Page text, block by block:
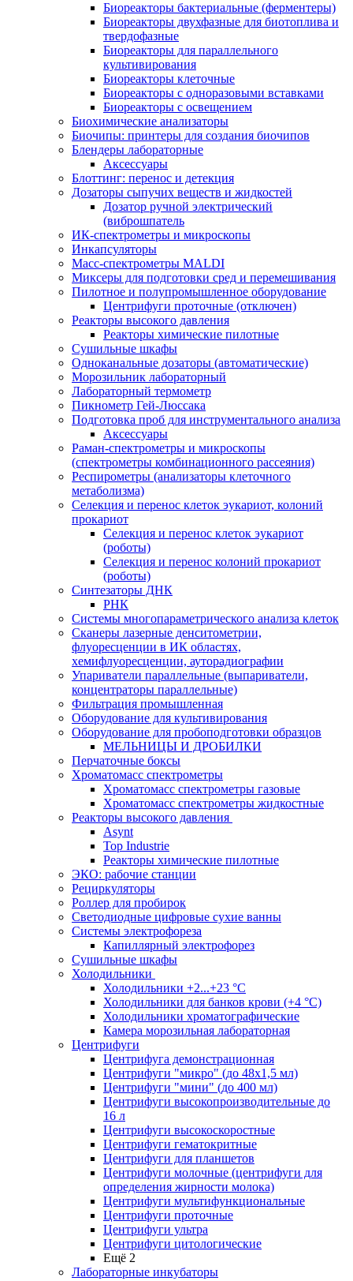
Биореакторы бактериальные (ферментеры)
Биореакторы двухфазные для биотоплива и
твердофазные
Биореакторы для параллельного
культивирования
Биореакторы клеточные
Биореакторы с одноразовыми вставками
Биореакторы с освещением
Биохимические анализаторы
Биочипы: принтеры для создания биочипов
Блендеры лабораторные
Аксессуары
Блоттинг: перенос и детекция
Дозаторы сыпучих веществ и жидкостей
Дозатор ручной электрический
(виброшпатель
ИК-спектрометры и микроскопы
Инкапсуляторы
Масс-спектрометры MALDI
Миксеры для подготовки сред и перемешивания
Пилотное и полупромышленное оборудование
Центрифуги проточные (отключен)
Реакторы высокого давления
Реакторы химические пилотные
Сушильные шкафы
Одноканальные дозаторы (автоматические)
Морозильник лабораторный
Лабораторный термометр
Пикнометр Гей-Люссака
Подготовка проб для инструментального анализа
Аксессуары
Раман-спектрометры и микроскопы
(спектрометры комбинационного рассеяния)
Респирометры (анализаторы клеточного
метаболизма)
Селекция и перенос клеток эукариот, колоний
прокариот
Селекция и перенос клеток эукариот
(роботы)
Селекция и перенос колоний прокариот
(роботы)
Синтезаторы ДНК
РНК
Системы многопараметрического анализа клеток
Сканеры лазерные денситометрии,
флуоресценции в ИК областях,
хемифлуоресценции, ауторадиографии
Упариватели параллельные (выпариватели,
концентраторы параллельные)
Фильтрация промышленная
Оборудование для культивирования
Оборудование для пробоподготовки образцов
МЕЛЬНИЦЫ И ДРОБИЛКИ
Перчаточные боксы
Хроматомасс спектрометры
Хроматомасс спектрометры газовые
Хроматомасс спектрометры жидкостные
Реакторы высокого давления
Asynt
Top Industrie
Реакторы химические пилотные
ЭКО: рабочие станции
Рециркуляторы
Роллер для пробирок
Светодиодные цифровые сухие ванны
Системы электрофореза
Капиллярный электрофорез
Сушильные шкафы
Холодильники
Холодильники +2...+23 °С
Холодильники для банков крови (+4 °С)
Холодильники хроматографические
Камера морозильная лабораторная
Центрифуги
Центрифуга демонстрационная
Центрифуги "микро" (до 48x1,5 мл)
Центрифуги "мини" (до 400 мл)
Центрифуги высокопроизводительные до
16 л
Центрифуги высокоскоростные
Центрифуги гематокритные
Центрифуги для планшетов
Центрифуги молочные (центрифуги для
определения жирности молока)
Центрифуги мультифункциональные
Центрифуги проточные
Центрифуги ультра
Центрифуги цитологические
Ещё 2
Лабораторные инкубаторы